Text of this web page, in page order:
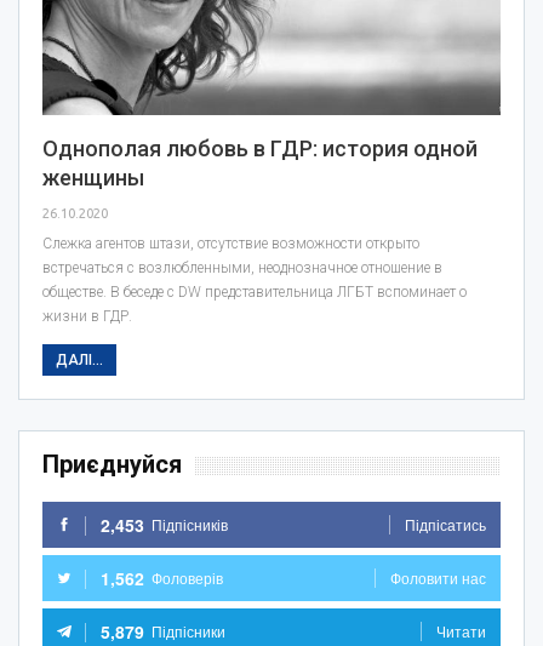
Однополая любовь в ГДР: история одной
женщины
26.10.2020
Слежка агентов штази, отсутствие возможности открыто
встречаться с возлюбленными, неоднозначное отношение в
обществе. В беседе с DW представительница ЛГБТ вспоминает о
жизни в ГДР.
ДАЛІ...
Приєднуйся
2,453 Підпісників Підпісатись
1,562 Фоловерів Фоловити нас
5,879 Підпісники Читати